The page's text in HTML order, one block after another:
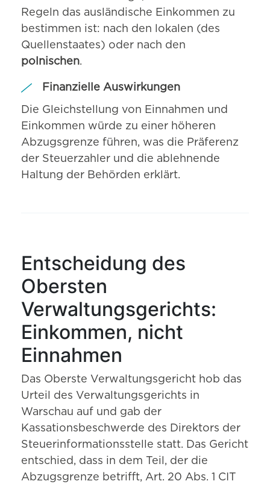
Regeln das ausländische Einkommen zu
bestimmen ist: nach den lokalen (des
Quellenstaates) oder nach den
polnischen.
Finanzielle Auswirkungen
Die Gleichstellung von Einnahmen und
Einkommen würde zu einer höheren
Abzugsgrenze führen, was die Präferenz
der Steuerzahler und die ablehnende
Haltung der Behörden erklärt.
Entscheidung des
Obersten
Verwaltungsgerichts:
Einkommen, nicht
Einnahmen
Das Oberste Verwaltungsgericht hob das
Urteil des Verwaltungsgerichts in
Warschau auf und gab der
Kassationsbeschwerde des Direktors der
Steuerinformationsstelle statt. Das Gericht
entschied, dass in dem Teil, der die
Abzugsgrenze betrifft, Art. 20 Abs. 1 CIT